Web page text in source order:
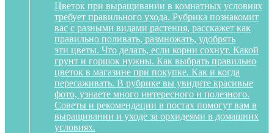
Цветок при выращивании в комнатных условиях
требует правильного ухода. Рубрика познакомит
вас с разными видами растения, расскажет как
правильно поливать, размножать, удобрять
эти цветы. Что делать, если корни сохнут. Какой
грунт и горшок нужны. Как выбрать правильно
цветок в магазине при покупке. Как и когда
пересаживать. В рубрике вы увидите красивые
фото, узнаете много интересного и полезного.
Советы и рекомендации в постах помогут вам в
выращивании и уходе за орхидеями в домашних
условиях.